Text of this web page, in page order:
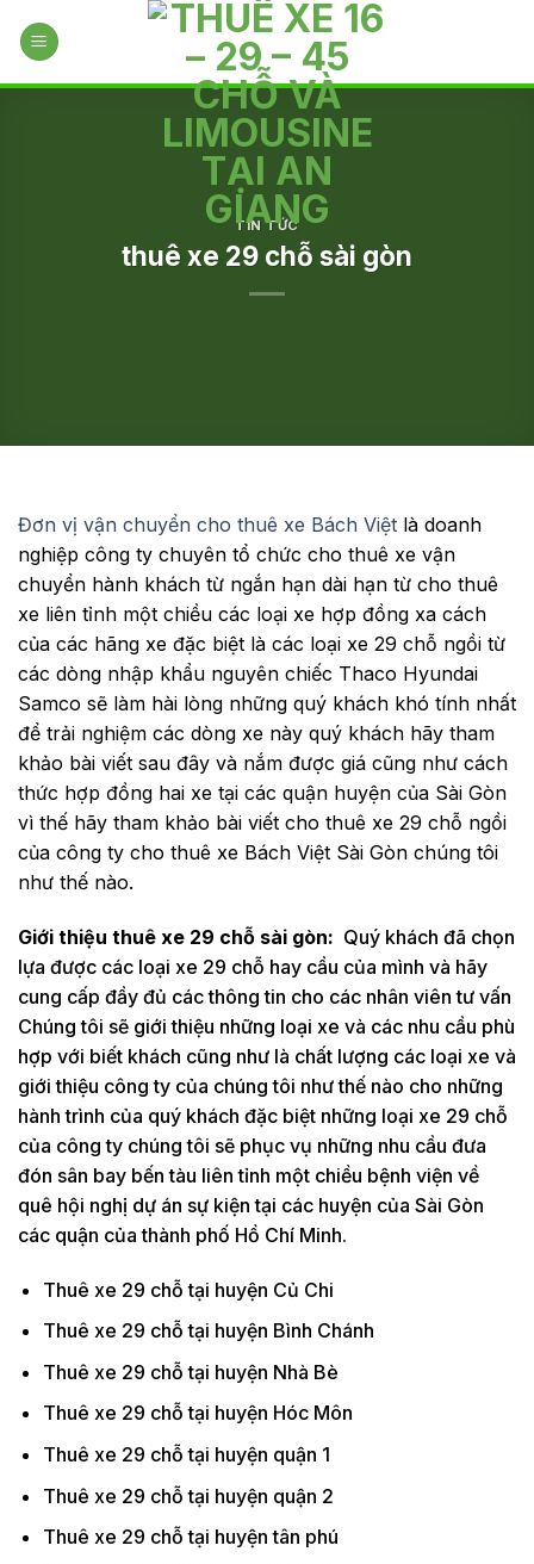
TIN TỨC
thuê xe 29 chỗ sài gòn
Đơn vị vận chuyển cho thuê xe Bách Việt là doanh
nghiệp công ty chuyên tổ chức cho thuê xe vận
chuyển hành khách từ ngắn hạn dài hạn từ cho thuê
xe liên tỉnh một chiều các loại xe hợp đồng xa cách
của các hãng xe đặc biệt là các loại xe 29 chỗ ngồi từ
các dòng nhập khẩu nguyên chiếc Thaco Hyundai
Samco sẽ làm hài lòng những quý khách khó tính nhất
để trải nghiệm các dòng xe này quý khách hãy tham
khảo bài viết sau đây và nắm được giá cũng như cách
thức hợp đồng hai xe tại các quận huyện của Sài Gòn
vì thế hãy tham khảo bài viết cho thuê xe 29 chỗ ngồi
của công ty cho thuê xe Bách Việt Sài Gòn chúng tôi
như thế nào.
Giới thiệu thuê xe 29 chỗ sài gòn: Quý khách đã chọn
lựa được các loại xe 29 chỗ hay cầu của mình và hãy
cung cấp đầy đủ các thông tin cho các nhân viên tư vấn
Chúng tôi sẽ giới thiệu những loại xe và các nhu cầu phù
hợp với biết khách cũng như là chất lượng các loại xe và
giới thiệu công ty của chúng tôi như thế nào cho những
hành trình của quý khách đặc biệt những loại xe 29 chỗ
của công ty chúng tôi sẽ phục vụ những nhu cầu đưa
đón sân bay bến tàu liên tỉnh một chiều bệnh viện về
quê hội nghị dự án sự kiện tại các huyện của Sài Gòn
các quận của thành phố Hồ Chí Minh.
Thuê xe 29 chỗ tại huyện Củ Chi
Thuê xe 29 chỗ tại huyện Bình Chánh
Thuê xe 29 chỗ tại huyện Nhà Bè
Thuê xe 29 chỗ tại huyện Hóc Môn
Thuê xe 29 chỗ tại huyện quận 1
Thuê xe 29 chỗ tại huyện quận 2
Thuê xe 29 chỗ tại huyện tân phú